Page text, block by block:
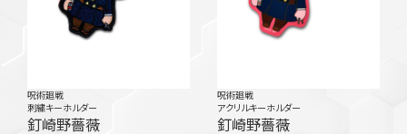
呪術廻戦
刺繍キーホルダー
釘崎野薔薇
呪術廻戦
アクリルキーホルダー
釘崎野薔薇